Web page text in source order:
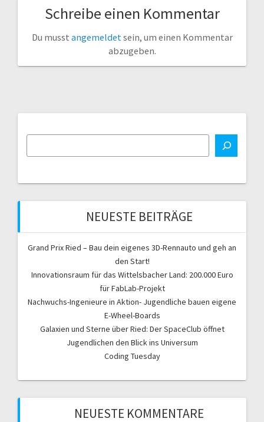
Schreibe einen Kommentar
Du musst angemeldetsein, um einen Kommentar
abzugeben.
NEUESTE BEITRÄGE
Grand Prix Ried – Bau dein eigenes 3D-Rennauto und geh an
den Start!
Innovationsraum für das Wittelsbacher Land: 200.000 Euro
für FabLab-Projekt
Nachwuchs-Ingenieure in Aktion- Jugendliche bauen eigene
E-Wheel-Boards
Galaxien und Sterne über Ried: Der SpaceClub öffnet
Jugendlichen den Blick ins Universum
Coding Tuesday
NEUESTE KOMMENTARE